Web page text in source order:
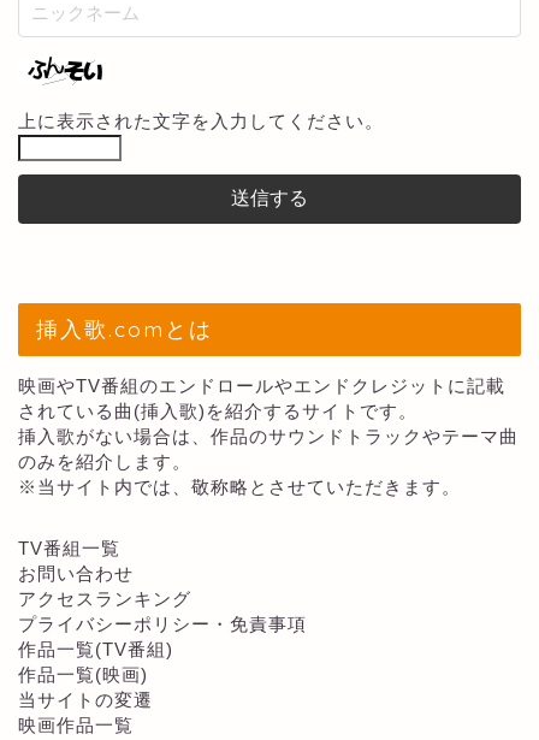
上に表示された文字を入力してください。
挿入歌.comとは
映画やTV番組のエンドロールやエンドクレジットに記載
されている曲(挿入歌)を紹介するサイトです。
挿入歌がない場合は、作品のサウンドトラックやテーマ曲
のみを紹介します。
※当サイト内では、敬称略とさせていただきます。
TV番組一覧
お問い合わせ
アクセスランキング
プライバシーポリシー・免責事項
作品一覧(TV番組)
作品一覧(映画)
当サイトの変遷
映画作品一覧